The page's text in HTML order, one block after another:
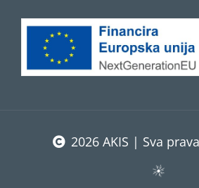
2026 AKIS | Sva